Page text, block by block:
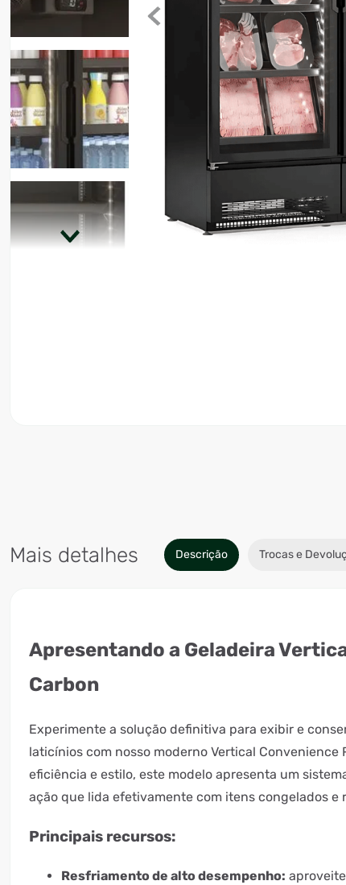
Mais detalhes Descrição Trocas e
Apresentando a Geladeira
Carbon
Experimente a solução definitiva para exibir e
laticínios com nosso moderno Vertical Convenience
eficiência e estilo, este modelo apresenta um
ação que lida efetivamente com itens congelados e
Principais recursos:
Resfriamento de alto desempenho: